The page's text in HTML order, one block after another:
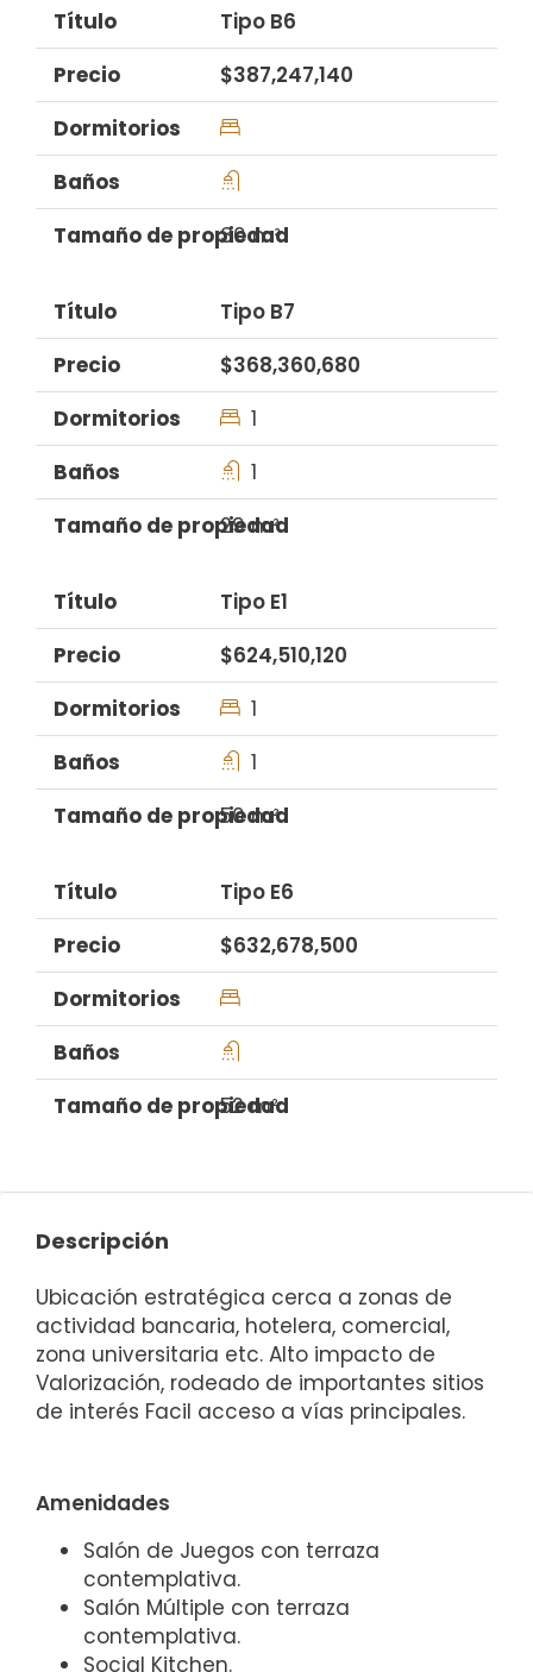
Tipo B6
$387,247,140
30 m²
Tipo B7
$368,360,680
1
1
29 m²
Tipo E1
$624,510,120
1
1
50 m²
Tipo E6
$632,678,500
52 m²
Descripción
Ubicación estratégica cerca a zonas de
actividad bancaria, hotelera, comercial,
zona universitaria etc. Alto impacto de
Valorización, rodeado de importantes sitios
de interés Facil acceso a vías principales.
Amenidades
Salón de Juegos con terraza
contemplativa.
Salón Múltiple con terraza
contemplativa.
Social Kitchen.